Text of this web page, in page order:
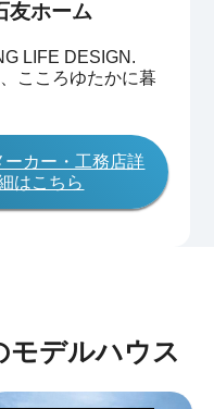
友ホーム
LIFE DESIGN.
こころゆたかに暮
ーカー・工務店詳
はこちら
モデルハウス